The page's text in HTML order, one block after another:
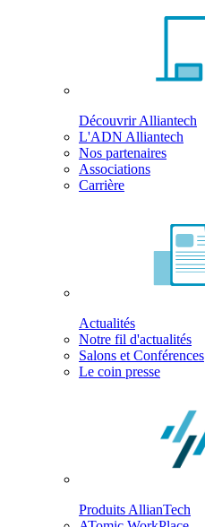
Découvrir Alliantech
L'ADN Alliantech
Nos partenaires
Associations
Carrière
Actualités
Notre fil d'actualités
Salons et Conférences
Le coin presse
Produits AllianTech